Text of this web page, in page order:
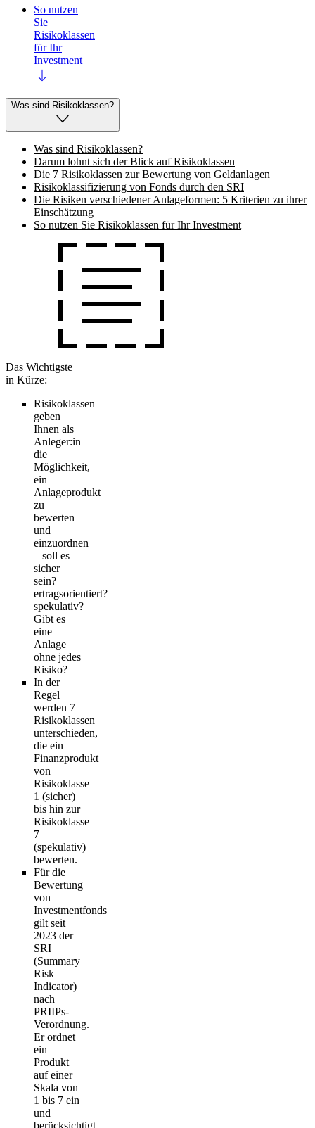
So nutzen
Sie
Risikoklassen
für Ihr
Investment
Was sind Risikoklassen?
Was sind Risikoklassen?
Darum lohnt sich der Blick auf Risikoklassen
Die 7 Risikoklassen zur Bewertung von Geldanlagen
Risikoklassifizierung von Fonds durch den SRI
Die Risiken verschiedener Anlageformen: 5 Kriterien zu ihrer
Einschätzung
So nutzen Sie Risikoklassen für Ihr Investment
Das Wichtigste
in Kürze:
Risikoklassen
geben
Ihnen als
Anleger:in
die
Möglichkeit,
ein
Anlageprodukt
zu
bewerten
und
einzuordnen
– soll es
sicher
sein?
ertragsorientiert?
spekulativ?
Gibt es
eine
Anlage
ohne jedes
Risiko?
In der
Regel
werden 7
Risikoklassen
unterschieden,
die ein
Finanzprodukt
von
Risikoklasse
1 (sicher)
bis hin zur
Risikoklasse
7
(spekulativ)
bewerten.
Für die
Bewertung
von
Investmentfonds
gilt seit
2023 der
SRI
(Summary
Risk
Indicator)
nach
PRIIPs-
Verordnung.
Er ordnet
ein
Produkt
auf einer
Skala von
1 bis 7 ein
und
berücksichtigt